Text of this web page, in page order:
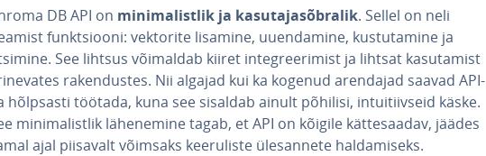
DB API on mi­ni­ma­list­lik ja ka­su­ta­ja­sõb­ra­lik. Sellel on neli
funkt­siooni: vektorite lisamine, uuen­da­mine, kus­tu­ta­mine ja
See lihtsus võimaldab kiiret in­teg­ree­ri­mist ja lihtsat ka­su­ta­mist
ra­ken­dus­tes. Nii algajad kui ka kogenud arendajad saavad API-
hõlpsasti töötada, kuna see sisaldab ainult põhilisi, in­tui­tiiv­seid käske.
mi­ni­ma­list­lik lä­he­ne­mine tagab, et API on kõigile kät­te­saa­dav, jäädes
ajal piisavalt võimsaks kee­ru­liste üles­an­nete hal­da­miseks.